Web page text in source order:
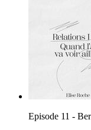
Episode 11 -